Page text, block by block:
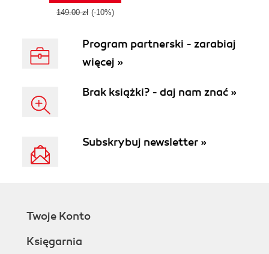
149.00 zł (-10%)
Program partnerski - zarabiaj
więcej »
Brak książki? - daj nam znać »
Subskrybuj newsletter »
Twoje Konto
Księgarnia